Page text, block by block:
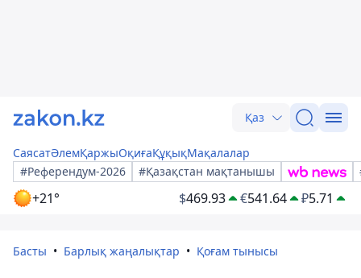
Қаз
СаясатӘлемҚаржыОқиғаҚұқықМақалалар
#Референдум-2026
#Қазақстан мақтанышы
+21° $469.93 €541.64 ₽5.71
Басты Барлық жаңалықтар Қоғам тынысы